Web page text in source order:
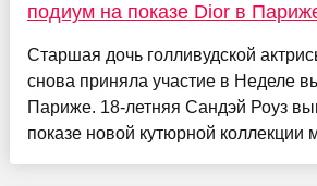
подиум на показе Dior в
Старшая дочь голливудской
снова приняла участие в Неделе
Париже. 18-летняя Сандэй Роуз
показе новой кутюрной коллекции